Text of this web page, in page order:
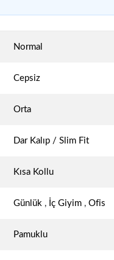
Normal
Cepsiz
Orta
Dar Kalıp / Slim Fit
Kısa Kollu
Günlük , İç Giyim ,Ofis
Pamuklu